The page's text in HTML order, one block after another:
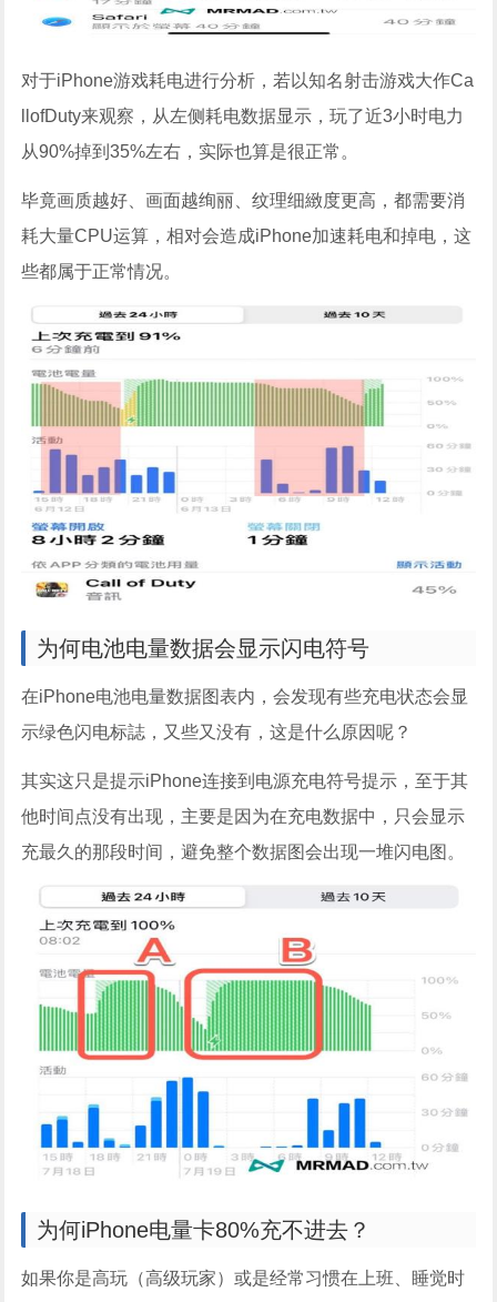
对于iPhone游戏耗电进行分析，若以知名射击游戏大作Ca
llofDuty来观察，从左侧耗电数据显示，玩了近3小时电力
从90%掉到35%左右，实际也算是很正常。
毕竟画质越好、画面越绚丽、纹理细緻度更高，都需要消
耗大量CPU运算，相对会造成iPhone加速耗电和掉电，这
些都属于正常情况。
为何电池电量数据会显示闪电符号
在iPhone电池电量数据图表内，会发现有些充电状态会显
示绿色闪电标誌，又些又没有，这是什么原因呢？
其实这只是提示iPhone连接到电源充电符号提示，至于其
他时间点没有出现，主要是因为在充电数据中，只会显示
充最久的那段时间，避免整个数据图会出现一堆闪电图。
为何iPhone电量卡80%充不进去？
如果你是高玩（高级玩家）或是经常习惯在上班、睡觉时